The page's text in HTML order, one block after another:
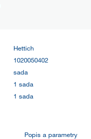
Hettich
1020050402
sada
1 sada
1 sada
Popis a parametry